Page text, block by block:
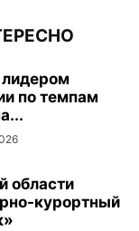
лидером
по темпам
области
курортный